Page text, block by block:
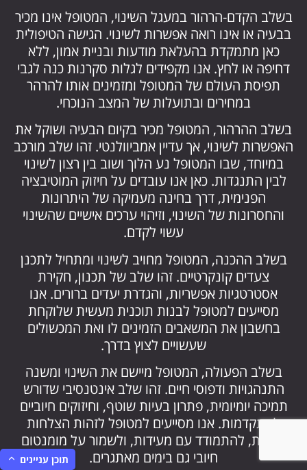
בשלב הקדם-הרהור במעגל השינוי, המטופל אינו מכיר
בבעיה או אינו רואה אפשרות לשינוי. הגישה הטיפולית
כאן מתמקדת בהעלאת מודעות ובניית אמון, ללא
דחיפה או לחץ. אנו מקפידים לגלות סקרנות כנה לגבי
תפיסת העולם של המטופל ומזמינים אותו להרהר
במחירים ובתועלות של המצב הנוכחי.
בשלב ההרהור, המטופל מכיר בקיום הבעיה ושוקל את
האפשרות לשינוי, אך עדיין אמביוולנטי. זהו שלב מורכב
במיוחד, שבו המטופל נע הלוך ושוב בין רצון לשינוי
לבין התנגדות. כאן אנו עובדים על חיזוק המוטיבציה
הפנימית, דרך בחינה מעמיקה של היתרונות
והחסרונות של השינוי, וזיהוי ערכים אישיים שהשינוי
עשוי לקדם.
בשלב ההכנה, המטופל מחויב לשינוי ומתחיל לתכנן
צעדים קונקרטיים. זהו שלב של תכנון, חקירת
אסטרטגיות אפשריות, והגדרת יעדים ברורים. אנו
מסייעים למטופל לבנות תוכנית מעשית שלוקחת
בחשבון את המשאבים הזמינים לו ואת המכשולים
שעשויים לצוץ בדרך.
בשלב הפעולה, המטופל מיישם את השינוי ומשנה
התנהגויות ודפוסי חיים. זהו שלב אינטנסיבי שדורש
תמיכה יומיומית, פתרון בעיות שוטף, וחיזוקים חיוביים
להתקדמות. אנו מסייעים למטופל לזהות הצלחות
קטנות, להתמודד עם מעידות, ולשמור על מומנטום
חיובי גם בימים מאתגרים.
תוכן עניינים